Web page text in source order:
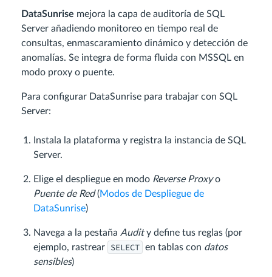
DataSunrise mejora la capa de auditoría de SQL
Server añadiendo monitoreo en tiempo real de
consultas, enmascaramiento dinámico y detección de
anomalías. Se integra de forma fluida con MSSQL en
modo proxy o puente.
Para configurar DataSunrise para trabajar con SQL
Server:
Instala la plataforma y registra la instancia de SQL
Server.
Elige el despliegue en modo Reverse Proxyo
Puente de Red(Modos de Despliegue de
DataSunrise)
Navega a la pestaña Audity define tus reglas (por
ejemplo, rastrear
SELECT en tablas con datos
sensibles)